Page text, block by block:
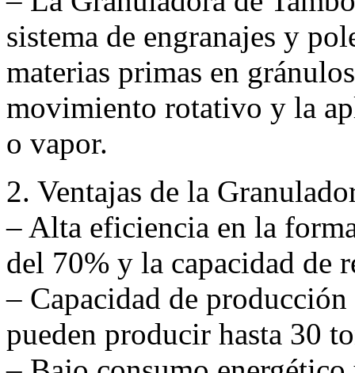
sistema de engranajes y
materias primas en
movimiento rotativo y la
o vapor.
2. Ventajas de la
– Alta eficiencia en la
del 70% y la capacidad de
– Capacidad de
pueden producir hasta 30